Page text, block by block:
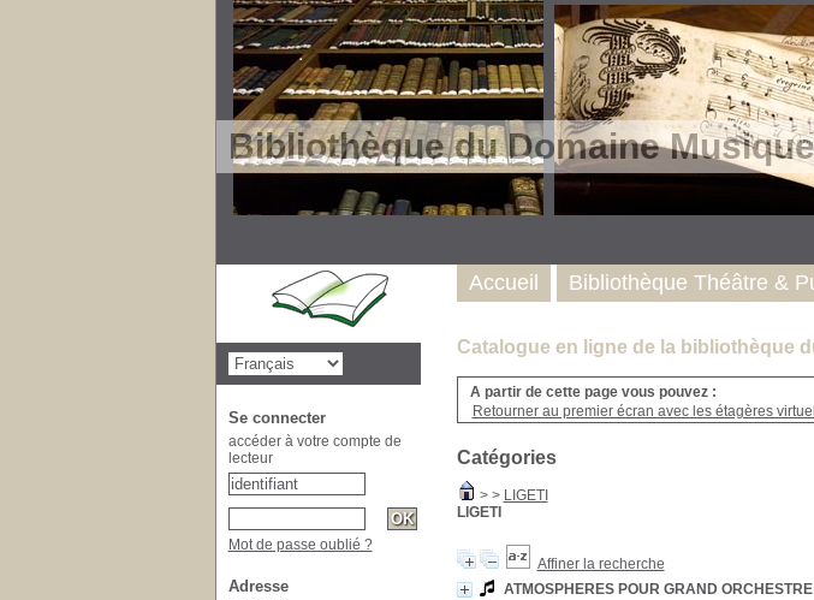
Bibliothèque du Domaine
Catalogue en ligne de la bibliothèque
A partir de cette page vous pouvez :
Retourner au premier écran avec les étagères
Catégories
> > LIGETI
LIGETI
Affiner la recherche
ATMOSPHERES POUR GRAND
Accueil Bibliothèque Théâtre &
Se connecter
accéder à votre compte de
lecteur
Mot de passe oublié ?
Adresse